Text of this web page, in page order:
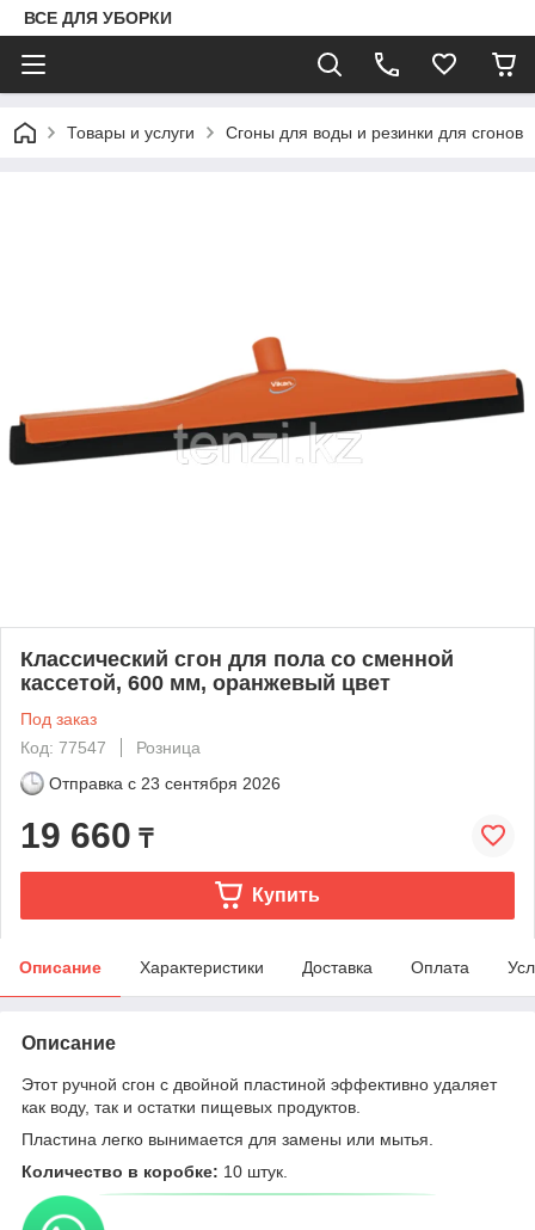
ВСЕ ДЛЯ УБОРКИ
Товары и услуги Сгоны для воды и резинки для сгонов
Классический сгон для пола со сменной
кассетой, 600 мм, оранжевый цвет
Под заказ
Код: 77547
Розница
Отправка с 23 сентября 2026
19 660 ₸
Купить
Описание Характеристики Доставка Оплата
Описание
Этот ручной сгон с двойной пластиной эффективно удаляет
как воду, так и остатки пищевых продуктов.
Пластина легко вынимается для замены или мытья.
Количество в коробке: 10 штук.